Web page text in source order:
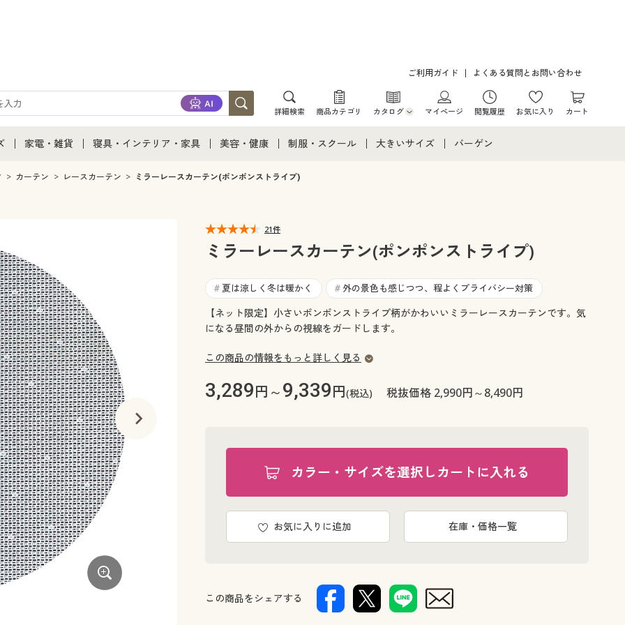
ご利用ガイド よくある質問とお問い合わせ
詳細検索 商品カテゴリ カタログ
カタログ・チラシからのご注文
マイページ 閲覧履歴 お気に入り カート
通販すべて
家電・雑貨
家電・雑貨すべて
寝具・インテリア・家具
寝具・インテリア・家具通販すべて
カーテン・ラグ・ファブリック
美容・健康
美容・健康通販すべて
制服・スクール
制服・スクールすべて
ジュニア・ティーンズ下着
大きいサイズ
大きいサイズ レディース下着
大きいサイズ メンズ
大きいサイズ 事務・制服
バーゲン
カーテン レースカーテン ミラーレースカーテン(ポンポンストライプ)
21件
ミラーレースカーテン(ポンポンストライプ)
# 夏は涼しく冬は暖かく # 外の景色も感じつつ、程よくプライバシー対策
【ネット限定】小さいポンポンストライプ柄がかわいいミラーレースカーテンです。気
になる昼間の外からの視線をガードします。
この商品の情報をもっと詳しく見る
3,289円～9,339円(税込) 税抜価格 2,990円～8,490円
カラー・サイズを選択しカートに入れる
お気に入りに追加 在庫・価格一覧
この商品をシェアする